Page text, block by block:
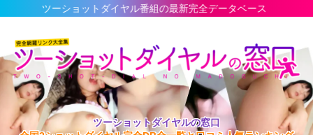
ショットダイヤル番組の最新完全データベース
ツーショットダイヤルの窓口